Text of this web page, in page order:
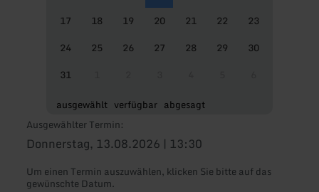
17
18 19 20 21 22
23
24
25 26 27 28 29
30
31
ausgewählt verfügbar abgesagt
Ausgewählter Termin:
Donnerstag, 13.08.2026 | 13:30
Um einen Termin auszuwählen, klicken Sie bitte auf das
gewünschte Datum.